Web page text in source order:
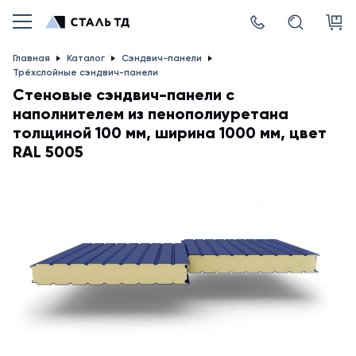
Главная Каталог
Сэндвич-панели
Трёхслойные сэндвич-панели
Стеновые сэндвич-панели с
наполнителем из пенополиуретана
толщиной 100 мм, ширина 1000 мм, цвет
RAL 5005